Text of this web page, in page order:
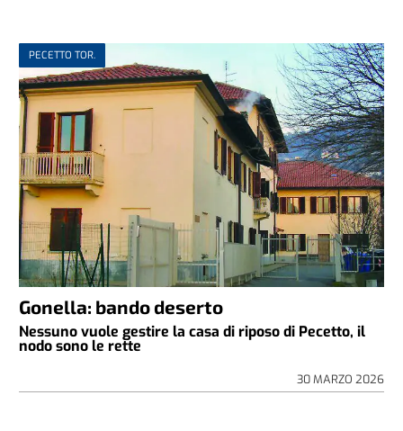
PECETTO TOR.
Gonella: bando deserto
Nessuno vuole gestire la casa di riposo di Pecetto, il
nodo sono le rette
30 MARZO 2026